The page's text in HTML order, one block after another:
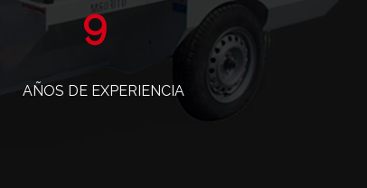
15
AÑOS DE EXPERIENCIA